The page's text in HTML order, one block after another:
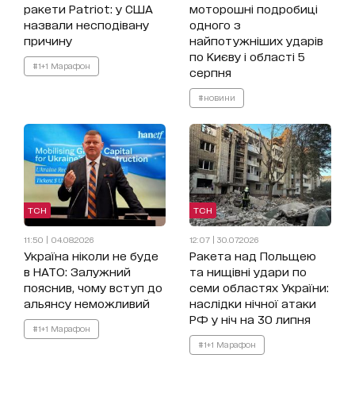
ракети Patriot: у США
назвали несподівану
причину
#1+1 Марафон
моторошні подробиці
одного з
найпотужніших ударів
по Києву і області 5
серпня
#новини
ТСН
11:50 | 04.08.2026
Україна ніколи не буде
в НАТО: Залужний
пояснив, чому вступ до
альянсу неможливий
#1+1 Марафон
ТСН
12:07 | 30.07.2026
Ракета над Польщею
та нищівні удари по
семи областях України:
наслідки нічної атаки
РФ у ніч на 30 липня
#1+1 Марафон